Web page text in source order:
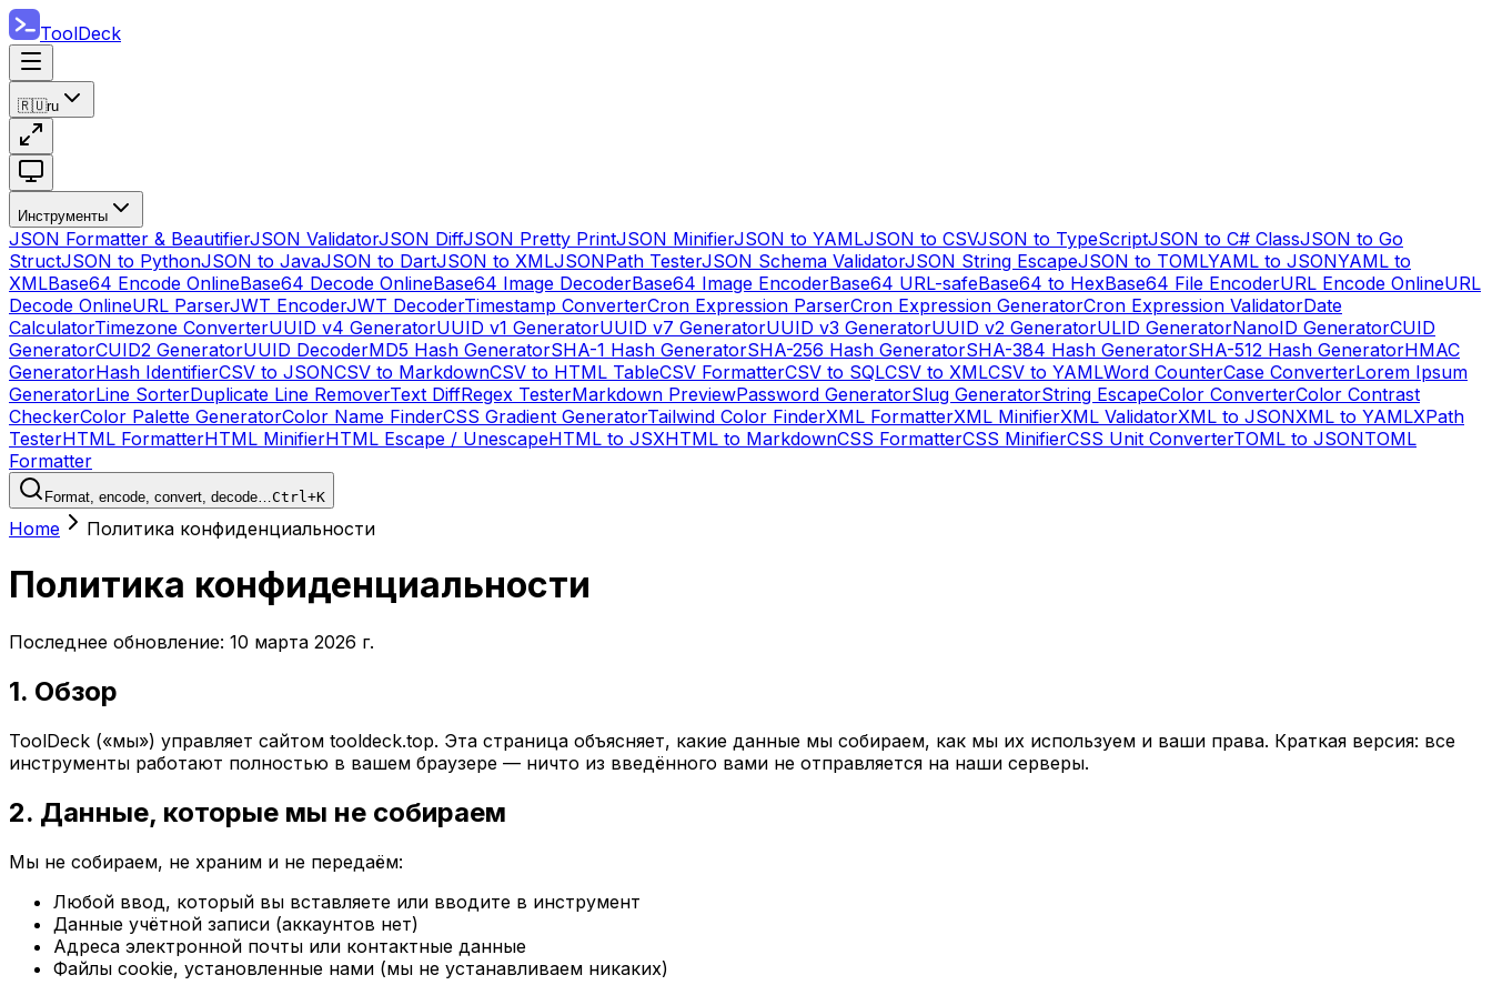
ToolDeck
🇷🇺ru
Инструменты
JSON Formatter & BeautifierJSON ValidatorJSON DiffJSON Pretty PrintJSON MinifierJSON to YAMLJSON to CSVJSON to TypeScriptJSON to C# ClassJSON to Go
StructJSON to PythonJSON to JavaJSON to DartJSON to XMLJSONPath TesterJSON Schema ValidatorJSON String EscapeJSON to TOMLYAML to JSONYAML to
XMLBase64 Encode OnlineBase64 Decode OnlineBase64 Image DecoderBase64 Image EncoderBase64 URL-safeBase64 to HexBase64 File EncoderURL Encode OnlineURL
Decode OnlineURL ParserJWT EncoderJWT DecoderTimestamp ConverterCron Expression ParserCron Expression GeneratorCron Expression ValidatorDate
CalculatorTimezone ConverterUUID v4 GeneratorUUID v1 GeneratorUUID v7 GeneratorUUID v3 GeneratorUUID v2 GeneratorULID GeneratorNanoID GeneratorCUID
GeneratorCUID2 GeneratorUUID DecoderMD5 Hash GeneratorSHA-1 Hash GeneratorSHA-256 Hash GeneratorSHA-384 Hash GeneratorSHA-512 Hash GeneratorHMAC
GeneratorHash IdentifierCSV to JSONCSV to MarkdownCSV to HTML TableCSV FormatterCSV to SQLCSV to XMLCSV to YAMLWord CounterCase ConverterLorem Ipsum
GeneratorLine SorterDuplicate Line RemoverText DiffRegex TesterMarkdown PreviewPassword GeneratorSlug GeneratorString EscapeColor ConverterColor Contrast
CheckerColor Palette GeneratorColor Name FinderCSS Gradient GeneratorTailwind Color FinderXML FormatterXML MinifierXML ValidatorXML to JSONXML to YAMLXPath
TesterHTML FormatterHTML MinifierHTML Escape / UnescapeHTML to JSXHTML to MarkdownCSS FormatterCSS MinifierCSS Unit ConverterTOML to JSONTOML
Formatter
Format, encode, convert, decode…Ctrl+K
Home Политика конфиденциальности
Политика конфиденциальности
Последнее обновление: 10 марта 2026 г.
1. Обзор
ToolDeck («мы») управляет сайтом tooldeck.top. Эта страница объясняет, какие данные мы собираем, как мы их используем и ваши права. Краткая версия: все
инструменты работают полностью в вашем браузере — ничто из введённого вами не отправляется на наши серверы.
2. Данные, которые мы не собираем
Мы не собираем, не храним и не передаём:
Любой ввод, который вы вставляете или вводите в инструмент
Данные учётной записи (аккаунтов нет)
Адреса электронной почты или контактные данные
Файлы cookie, установленные нами (мы не устанавливаем никаких)